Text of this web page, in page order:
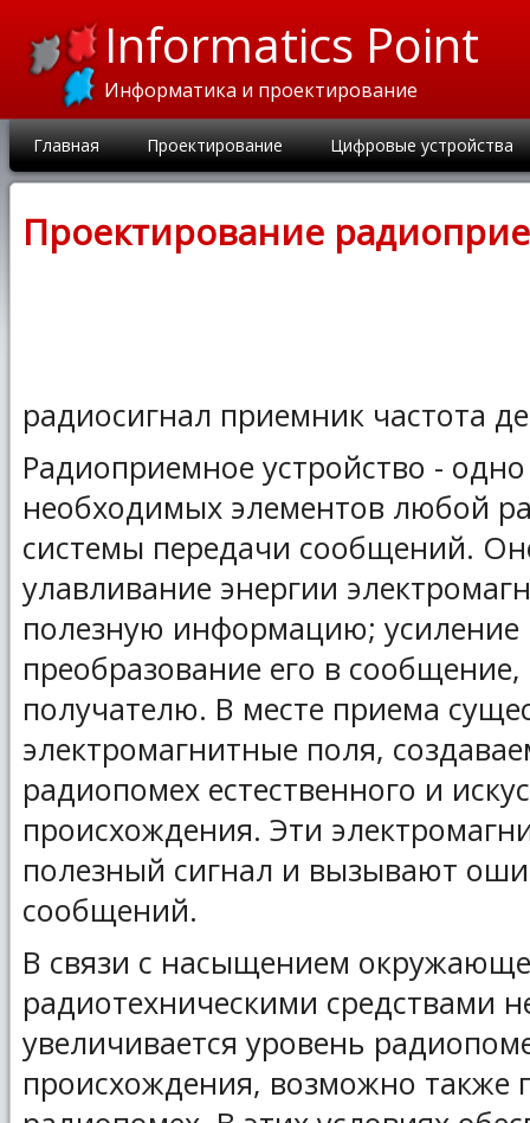
Informatics Point
Информатика и проектирование
Главная Проектирование Цифровые устройства
Проектирование
радиосигнал приемник частота
Радиоприемное устройство -
необходимых элементов любой
системы передачи сообщений.
улавливание энергии
полезную информацию;
преобразование его в
получателю. В месте приема
электромагнитные поля,
радиопомех естественного и
происхождения. Эти
полезный сигнал и вызывают
сообщений.
В связи с насыщением
радиотехническими средствами
увеличивается уровень
происхождения, возможно